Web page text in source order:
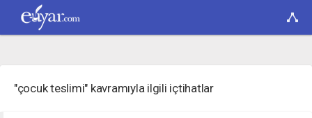
"çocuk teslimi" kavramıyla ilgili içtihatlar